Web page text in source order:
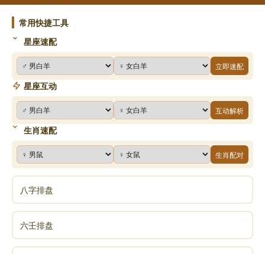
常用快捷工具
星座速配
立即速配
星座互动
互动解析
生肖速配
生肖配对
八字排盘
六壬排盘